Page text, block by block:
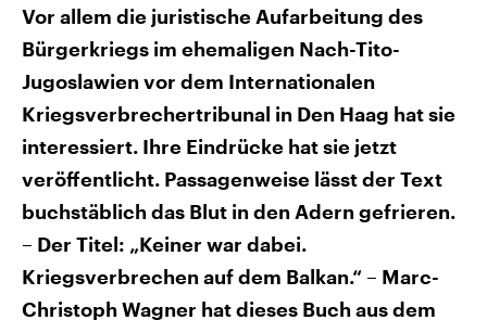
September 2026 einen neuen
Bundesland von einer Koalition aus
Umfragen, Prognosen,
Wahlprogramme, aktuelle Berichte
und Hintergründe zu den Parteien
und Kandidaten der anstehenden
Wahl.
gehören die Vereinigten
mit großem Einfluss auf
Sendungen Programm Podcasts
Audio-Archiv
Vor allem die juristische Aufarbeitung des
Bürgerkriegs im ehemaligen Nach-Tito-
Jugoslawien vor dem Internationalen
Kriegsverbrechertribunal in Den Haag hat sie
interessiert. Ihre Eindrücke hat sie jetzt
veröffentlicht. Passagenweise lässt der Text
buchstäblich das Blut in den Adern gefrieren.
– Der Titel: „Keiner war dabei.
Kriegsverbrechen auf dem Balkan.“ – Marc-
Christoph Wagner hat dieses Buch aus dem